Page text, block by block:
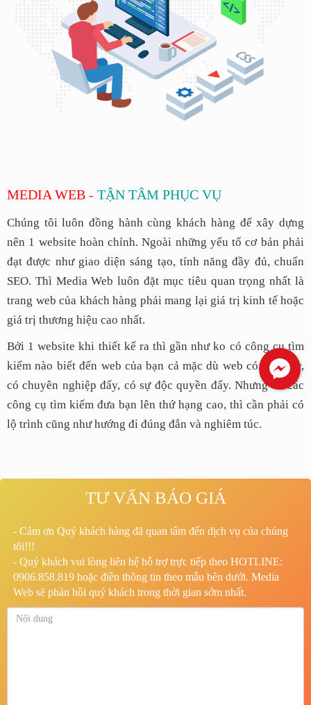
MEDIA WEB - TẬN TÂM PHỤC VỤ
Chúng tôi luôn đồng hành cùng khách hàng để xây dựng
nên 1 website hoàn chỉnh. Ngoài những yếu tố cơ bản phải
đạt được như giao diện sáng tạo, tính năng đầy đủ, chuẩn
SEO. Thì Media Web luôn đặt mục tiêu quan trọng nhất là
trang web của khách hàng phải mang lại giá trị kinh tế hoặc
giá trị thương hiệu cao nhất.
Bởi 1 website khi thiết kế ra thì gần như ko có công cụ tìm
kiếm nào biết đến web của bạn cả mặc dù web có đẹp đấy,
có chuyên nghiệp đấy, có sự độc quyền đấy. Nhưng để các
công cụ tìm kiếm đưa bạn lên thứ hạng cao, thì cần phải có
lộ trình cũng như hướng đi đúng đắn và nghiêm túc.
TƯ VẤN BÁO GIÁ
- Cảm ơn Quý khách hàng đã quan tâm đến dịch vụ của chúng
tôi!!!
- Quý khách vui lòng liên hệ hỗ trợ trực tiếp theo HOTLINE:
0906.858.819 hoặc điền thông tin theo mẫu bên dưới. Media
Web sẽ phản hồi quý khách trong thời gian sớm nhất.